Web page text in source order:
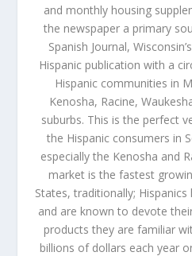
and monthly housing
the newspaper a primary
Spanish Journal,
Hispanic publication with a
Hispanic communities in
Kenosha, Racine,
suburbs. This is the perfect
the Hispanic consumers in
especially the Kenosha and
market is the fastest
States, traditionally;
and are known to devote
products they are familiar
billions of dollars each year